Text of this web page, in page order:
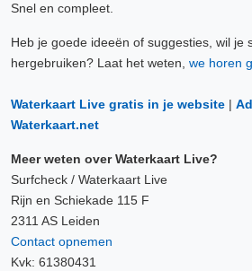
Snel en compleet.
Heb je goede ideeën of suggesties, wil je
hergebruiken? Laat het weten, we horen
Waterkaart Live gratis in je website |
Waterkaart.net
Meer weten over Waterkaart Live?
Surfcheck / Waterkaart Live
Rijn en Schiekade 115 F
2311 AS Leiden
Contact opnemen
Kvk: 61380431